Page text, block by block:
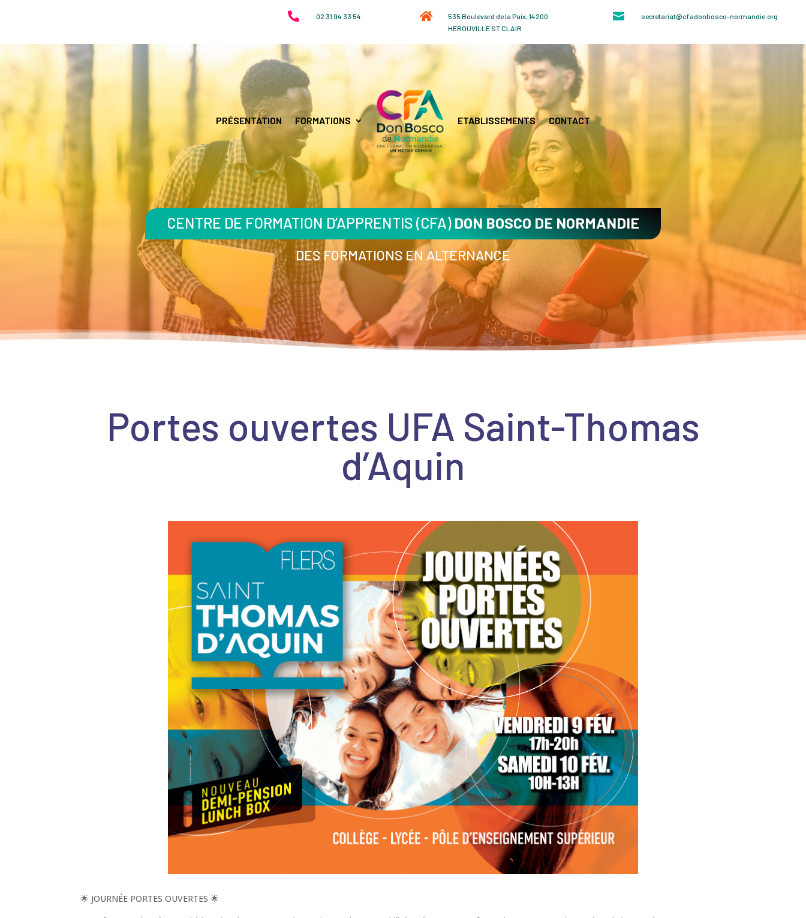
 02 31 94 33 54 
535 Boulevard de la Paix, 14200
HEROUVILLE ST CLAIR
 secretariat@cfadonbosco-normandie.org
PRÉSENTATION FORMATIONS ETABLISSEMENTS CONTACT
CENTRE DE FORMATION D’APPRENTIS (CFA) DON BOSCO DE NORMANDIE
DES FORMATIONS EN ALTERNANCE
Portes ouvertes UFA Saint-Thomas
d’Aquin
🌟 JOURNÉE PORTES OUVERTES 🌟